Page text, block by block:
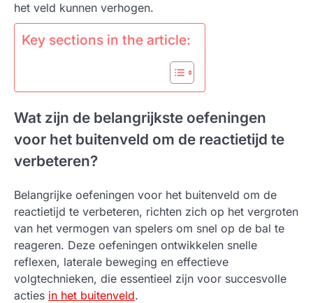
het veld kunnen verhogen.
Key sections in the article:
Wat zijn de belangrijkste oefeningen
voor het buitenveld om de reactietijd te
verbeteren?
Belangrijke oefeningen voor het buitenveld om de
reactietijd te verbeteren, richten zich op het vergroten
van het vermogen van spelers om snel op de bal te
reageren. Deze oefeningen ontwikkelen snelle
reflexen, laterale beweging en effectieve
volgtechnieken, die essentieel zijn voor succesvolle
acties in het buitenveld.